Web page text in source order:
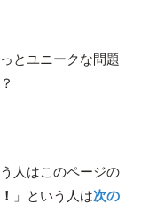
とユニークな問題
う人はこのページの
」という人は次の